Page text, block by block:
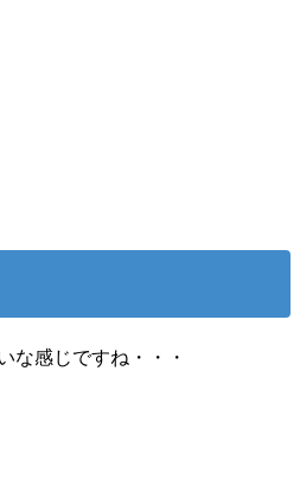
な感じですね・・・